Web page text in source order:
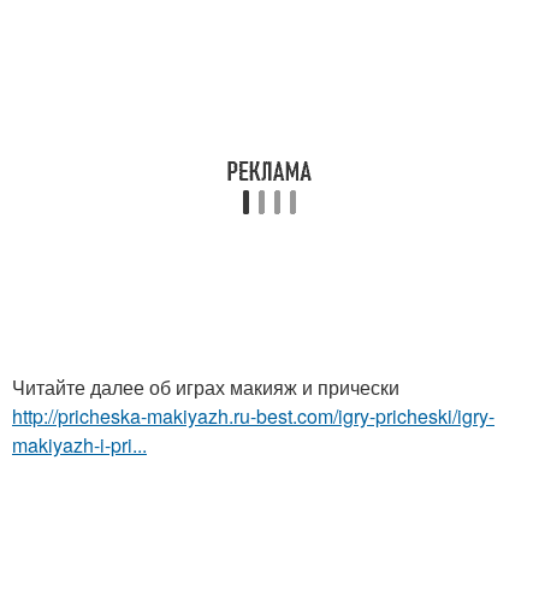
Читайте далее об играх макияж и прически
http://pricheska-makiyazh.ru-best.com/igry-pricheski/igry-
makiyazh-i-pri...